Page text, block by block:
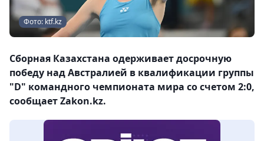
Фото: ktf.kz
Сборная Казахстана одерживает досрочную
победу над Австралией в квалификации группы
"D" командного чемпионата мира со счетом 2:0,
сообщает Zakon.kz.